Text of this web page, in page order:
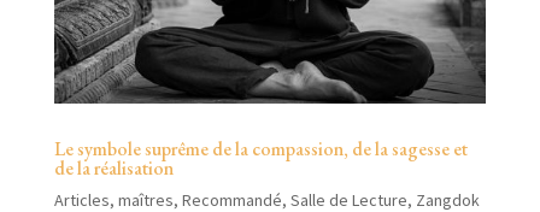
Le symbole suprême de la compassion, de la sagesse et
de la réalisation
Articles, maîtres, Recommandé, Salle de Lecture, Zangdok